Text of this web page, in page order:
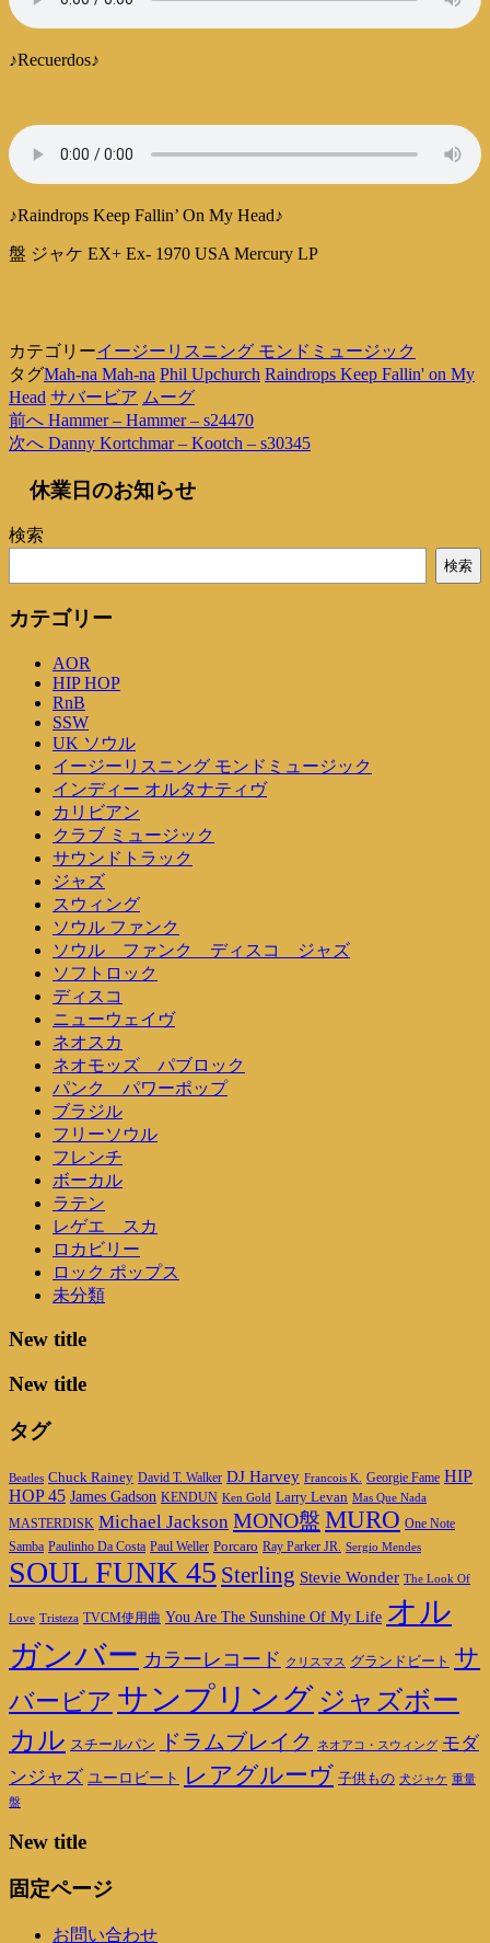
♪Recuerdos♪
♪Raindrops Keep Fallin’ On My Head♪
盤 ジャケ EX+ Ex- 1970 USA Mercury LP
カテゴリーイージーリスニング モンドミュージック
タグMah-na Mah-na Phil Upchurch Raindrops Keep Fallin' on My
Head サバービア ムーグ
投
稿
ナ
ビ
シ
過
去
前へ Hammer – Hammer – s24470
次
次へ Danny Kortchmar – Kootch – s30345
休業日のお知らせ
検索
検索
カテゴリー
AOR
HIP HOP
RnB
SSW
UK ソウル
イージーリスニング モンドミュージック
インディー オルタナティヴ
カリビアン
クラブ ミュージック
サウンドトラック
ジャズ
スウィング
ソウル ファンク
ソウル ファンク ディスコ ジャズ
ソフトロック
ディスコ
ニューウェイヴ
ネオスカ
ネオモッズ パブロック
パンク パワーポップ
ブラジル
フリーソウル
フレンチ
ボーカル
ラテン
レゲエ スカ
ロカビリー
ロック ポップス
未分類
New title
New title
タグ
Beatles Chuck Rainey David T. Walker DJ Harvey Francois K. Georgie Fame HIP
HOP 45 James Gadson KENDUN Ken Gold Larry Levan Mas Que Nada
MASTERDISK Michael Jackson MONO盤 MURO One Note
Samba Paulinho Da Costa Paul Weller Porcaro Ray Parker JR. Sergio Mendes
SOUL FUNK 45 Sterling Stevie Wonder The Look Of
Love Tristeza TVCM使用曲 You Are The Sunshine Of My Life オル
ガンバー カラーレコード クリスマス グランドビート サ
バービア サンプリング ジャズボー
カル スチールパン ドラムブレイク ネオアコ・スウィング モダ
ンジャズ ユーロビート レアグルーヴ 子供もの 犬ジャケ 重量
盤
New title
固定ページ
お問い合わせ